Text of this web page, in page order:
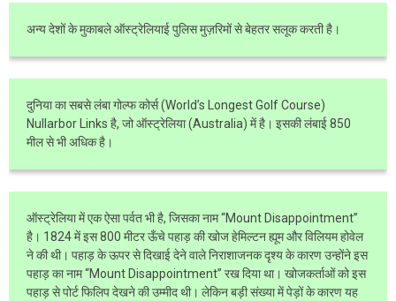
अन्य देशों के मुकाबले ऑस्ट्रेलियाई पुलिस मुज़रिमों से बेहतर सलूक करती है।
दुनिया का सबसे लंबा गोल्फ कोर्स (World’s Longest Golf Course)
Nullarbor Links है, जो ऑस्ट्रेलिया (Australia) में है। इसकी लंबाई 850
मील से भी अधिक है।
ऑस्ट्रेलिया में एक ऐसा पर्वत भी है, जिसका नाम “Mount Disappointment”
है। 1824 में इस 800 मीटर ऊँचे पहाड़ की खोज हेमिल्टन ह्यूम और विलियम होवेल
ने की थी। पहाड़ के ऊपर से दिखाई देने वाले निराशाजनक दृश्य के कारण उन्होंने इस
पहाड़ का नाम “Mount Disappointment” रख दिया था। खोजकर्ताओं को इस
पहाड़ से पोर्ट फिलिप देखने की उम्मीद थी। लेकिन बड़ी संख्या में पेड़ों के कारण यह